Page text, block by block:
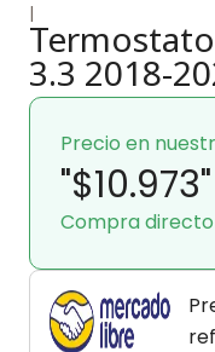
|
3.3 2018-
Precio en
"$10.973"
Compra directo